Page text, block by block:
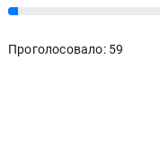
3%
Проголосовало: 59